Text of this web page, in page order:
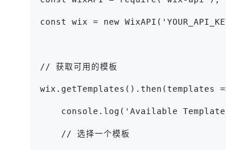
const wix = new
// 获取可用的模板
wix.getTemplates().then(templates
console.log('Available
    // 选择一个模板